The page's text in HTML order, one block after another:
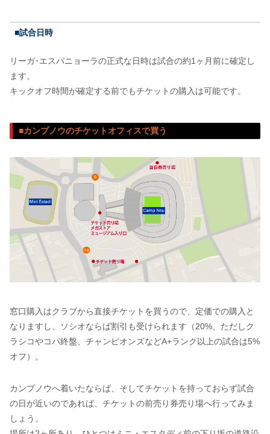
■試合日時
リーガ･エスパニョーラの正式な日時は試合の約1ヶ月前に確定し
ます。
キックオフ時間が確定する前でもチケットの購入は可能です。
■カンプノウのチケットオフィスで買う
窓口購入はクラブから直接チケットを買うので、定価での購入と
なりますし、ソシオならば割引も受けられます（20%、ただしク
ラシコやコパ終盤、チャンピオンズなどA+ランク以上の試合は5%
オフ）。
カンプノウへ着いたならば、そしてチケットを持っておらず試合
の日が近いのであれば、チケットの前売り券売り場へ行ってみま
しょう。